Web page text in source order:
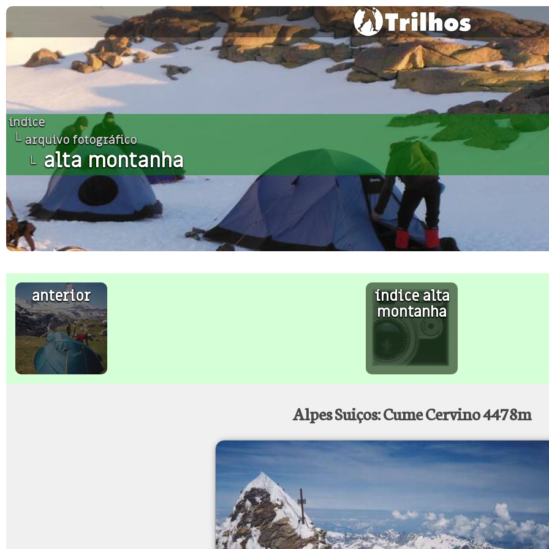
índice
└arquivo fotográfico
└ alta montanha
anterior
índice alta
montanha
Alpes Suiços: Cume Cervino 4478m